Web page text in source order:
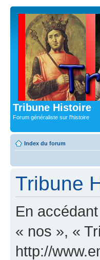
Tribune Histoire
Forum généraliste sur l'histoire
Index du forum
Tribune
En
« nos », «
http://